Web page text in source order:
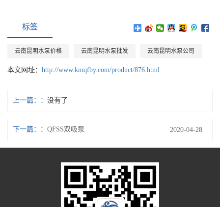
标签
云南昆明水泵价格 云南昆明水泵批发 云南昆明水泵公司
本文网址： http://www.kmqfby.com/product/876.html
上一篇： 没有了
下一篇： QFSS双吸泵 2020-04-28